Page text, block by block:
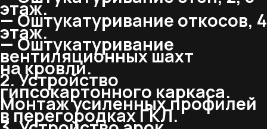
этаж.
— Оштукатуривание откосов, 4
этаж.
— Оштукатуривание
вентиляционных шахт
на кровли.
2. Устройство
гипсокартонного каркаса.
Монтаж усиленных профилей
в перегородках ГКЛ.